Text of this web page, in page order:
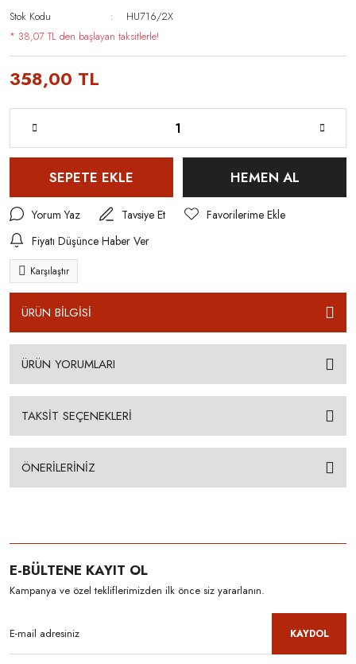
Stok Kodu
HU716/2X
* 38,07 TL den başlayan taksitlerle!
358,00 TL
SEPETE EKLE HEMEN AL
Yorum Yaz
Tavsiye Et
Fiyatı Düşünce Haber Ver
Karşılaştır
ÜRÜN BİLGİSİ
ÜRÜN YORUMLARI
TAKSİT SEÇENEKLERİ
ÖNERİLERİNİZ
E-BÜLTENE KAYIT OL
Kampanya ve özel tekliflerimizden ilk önce siz yararlanın.
KAYDOL